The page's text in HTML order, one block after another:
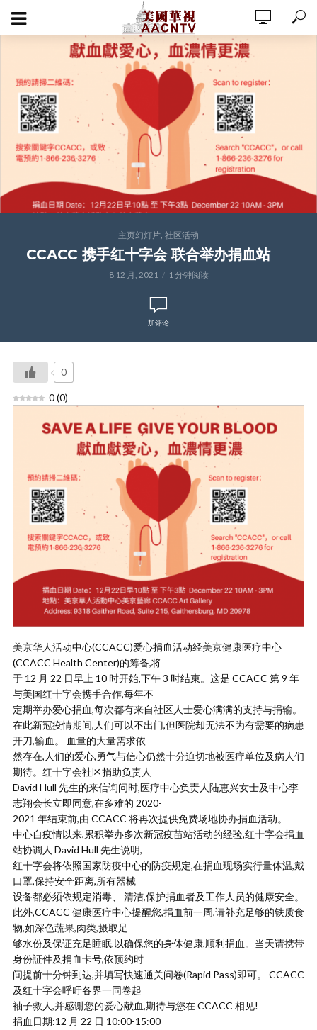
主页幻灯片, 社区活动
CCACC 携手红十字会 联合举办捐血站
8 12 月, 2021 1 分钟阅读
加评论
0
0(0)
美京华人活动中心(CCACC)爱心捐血活动经美京健康医疗中心
(CCACC Health Center)的筹备,将
于 12 月 22 日早上 10 时开始,下午 3 时结束。这是 CCACC 第 9 年
与美国红十字会携手合作,每年不
定期举办爱心捐血,每次都有来自社区人士爱心满满的支持与捐输。
在此新冠疫情期间,人们可以不出门,但医院却无法不为有需要的病患
开刀,输血。 血量的大量需求依
然存在,人们的爱心,勇气与信心仍然十分迫切地被医疗单位及病人们
期待。红十字会社区捐助负责人
David Hull 先生的来信询问时,医疗中心负责人陆恵兴女士及中心李
志翔会长立即同意,在多难的 2020-
2021 年结束前,由 CCACC 将再次提供免费场地协办捐血活动。
中心自疫情以来,累积举办多次新冠疫苗站活动的经验,红十字会捐血
站协调人 David Hull 先生说明,
红十字会将依照国家防疫中心的防疫规定,在捐血现场实行量体温,戴
口罩,保持安全距离,所有器械
设备都必须依规定消毒、 清洁,保护捐血者及工作人员的健康安全。
此外,CCACC 健康医疗中心提醒您,捐血前一周,请补充足够的铁质食
物,如深色蔬果,肉类,摄取足
够水份及保证充足睡眠,以确保您的身体健康,顺利捐血。当天请携带
身份証件及捐血卡号,依预约时
间提前十分钟到达,并填写快速通关问卷(Rapid Pass)即可。 CCACC
及红十字会呼吁各界一同卷起
袖子救人,并感谢您的爱心献血,期待与您在 CCACC 相见!
捐血日期:12 月 22 日 10:00-15:00